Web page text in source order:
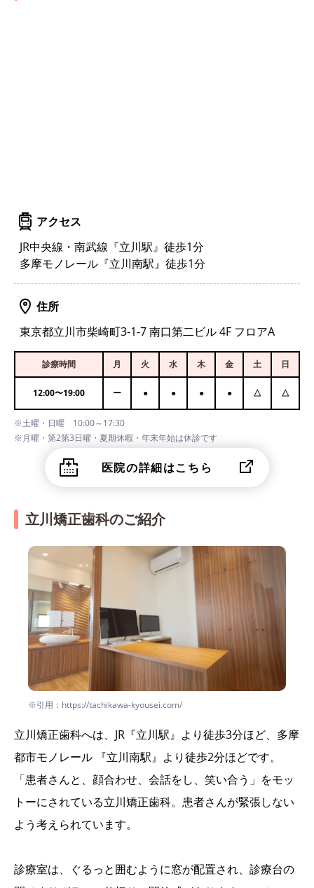
アクセス
JR中央線・南武線『立川駅』徒歩1分
多摩モノレール『立川南駅』徒歩1分
住所
東京都⽴川市柴崎町3-1-7 南⼝第⼆ビル 4F フロアA
診療時間 月 火 水 木 金 土 日
12:00〜19:00 ー ● ● ● ● △ △
※土曜・日曜 10:00～17:30
※月曜・第2第3日曜・夏期休暇・年末年始は休診です
医院の詳細はこちら
立川矯正歯科のご紹介
※引用：https://tachikawa-kyousei.com/
立川矯正歯科へは、JR『立川駅』より徒歩3分ほど、多摩
都市モノレール 『立川南駅』より徒歩2分ほどです。
「患者さんと、顔合わせ、会話をし、笑い合う」をモッ
トーにされている立川矯正歯科。患者さんが緊張しない
よう考えられています。
診療室は、ぐるっと囲むように窓が配置され、診療台の